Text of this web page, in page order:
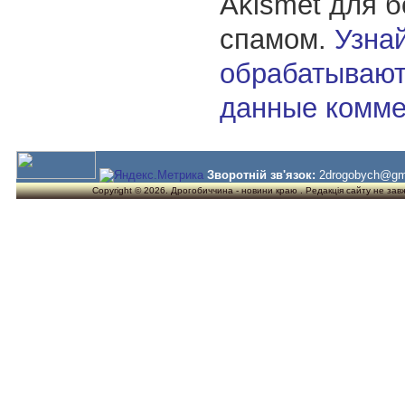
спамом.
данные
Зворотній зв'язок:
Copyright © 2026. Дрогобиччина - новини краю . Редакція сайту не